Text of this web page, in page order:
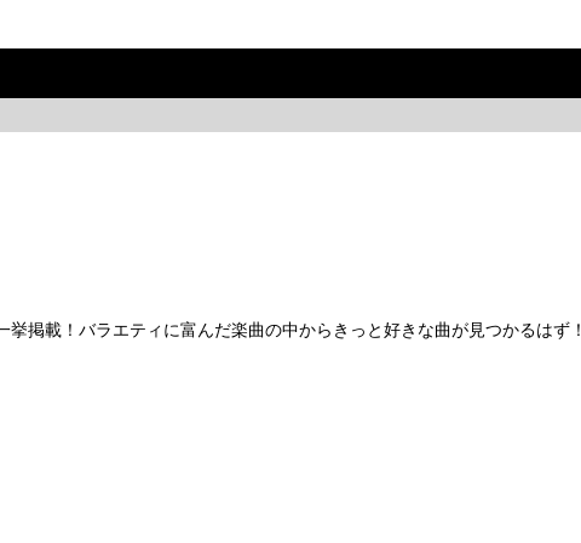
掲載！バラエティに富んだ楽曲の中からきっと好きな曲が見つかるはず！